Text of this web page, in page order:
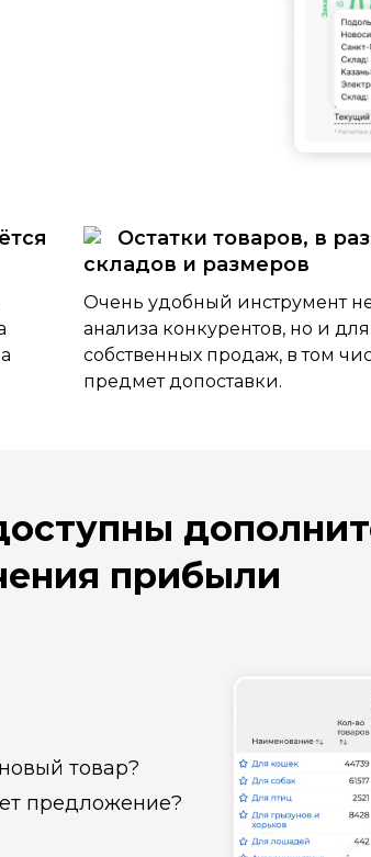
Остатки товаров, в
складов и размеров
Очень удобный инструмент
анализа конкурентов, но и
собственных продаж, в том
предмет допоставки.
прибыли
товар?
предложение?